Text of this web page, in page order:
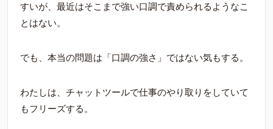
すいが、最近はそこまで強い口調で責められるようなこ
とはない。
でも、本当の問題は「口調の強さ」ではない気もする。
わたしは、チャットツールで仕事のやり取りをしていて
もフリーズする。